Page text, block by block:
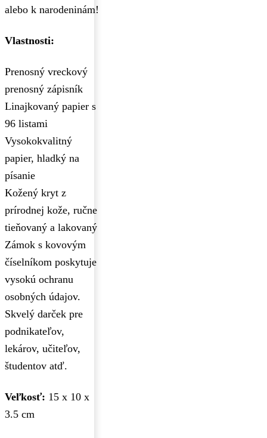
alebo k narodeninám!
Vlastnosti:
Prenosný vreckový
prenosný zápisník
Linajkovaný papier s
96 listami
Vysokokvalitný
papier, hladký na
písanie
Kožený kryt z
prírodnej kože, ručne
tieňovaný a lakovaný
Zámok s kovovým
číselníkom poskytuje
vysokú ochranu
osobných údajov.
Skvelý darček pre
podnikateľov,
lekárov, učiteľov,
študentov atď.
Veľkosť: 15 x 10 x
3.5 cm